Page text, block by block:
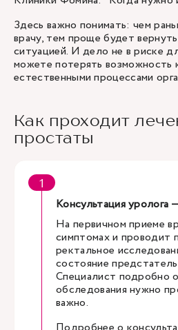
Здесь важно понимать: чем
врачу, тем проще будет
ситуацией. И дело не в риске
можете потерять возможность
естественными процессами
Как проходит
простаты
Консультация уролога
На первичном приеме
симптомах и проводит
ректальное
состояние
Специалист подробно
обследования нужно
важно.